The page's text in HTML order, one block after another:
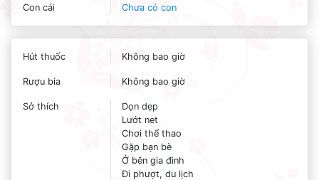
Con cái Chưa có con
Hút thuốc Không bao giờ
Rượu bia Không bao giờ
Sở thích
Dọn dẹp
Lướt net
Chơi thể thao
Gặp bạn bè
Ở bên gia đình
Đi phượt, du lịch